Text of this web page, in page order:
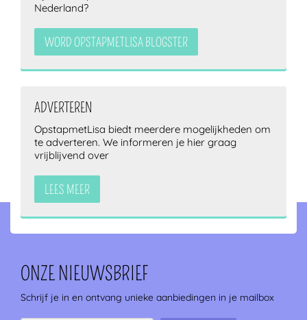
Nederland?
WORD OPSTAPMETLISA BLOGSTER
ADVERTEREN
OpstapmetLisa biedt meerdere mogelijkheden om
te adverteren. We informeren je hier graag
vrijblijvend over
LEES MEER
ONZE NIEUWSBRIEF
Schrijf je in en ontvang unieke aanbiedingen in je mailbox